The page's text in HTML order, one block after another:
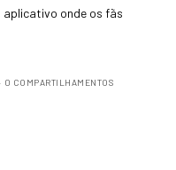
aplicativo onde os fãs
0 COMPARTILHAMENTOS